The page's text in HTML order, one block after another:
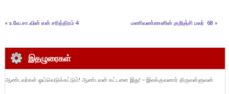
« உ.வே.சா.வின் என் சரித்திரம் 4 மணிவண்ணனின் குறிஞ்சி மலர் 68 »
இதழுரைகள்
ஆண்டவர்கள் ஓய்வெடுக்கட்டும்! ஆண்டவன் கட்டளை இது! – இலக்குவனார் திருவள்ளுவன்